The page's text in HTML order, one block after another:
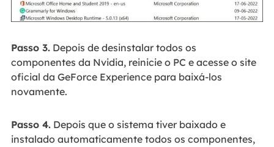
Passo 3.Depois de desinstalar todos os
componentes da Nvidia, reinicie o PC e acesse o site
oficial da GeForce Experience para baixá-los
novamente.
Passo 4.Depois que o sistema tiver baixado e
instalado automaticamente todos os componentes,